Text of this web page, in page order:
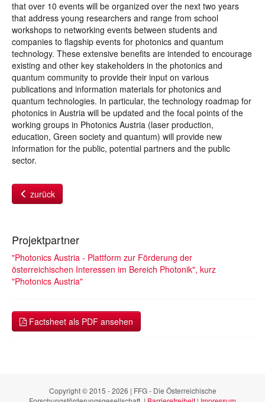
that over 10 events will be organized over the next two years
that address young researchers and range from school
workshops to networking events between students and
companies to flagship events for photonics and quantum
technology. These extensive benefits are intended to encourage
existing and other key stakeholders in the photonics and
quantum community to provide their input on various
publications and information materials for photonics and
quantum technologies. In particular, the technology roadmap for
photonics in Austria will be updated and the focal points of the
working groups in Photonics Austria (laser production,
education, Green society and quantum) will provide new
information for the public, potential partners and the public
sector.
zurück
Projektpartner
"Photonics Austria - Plattform zur Förderung der
österreichischen Interessen im Bereich Photonik", kurz
"Photonics Austria"
Factsheet als PDF ansehen
Copyright © 2015 - 2026 | FFG - Die Österreichische